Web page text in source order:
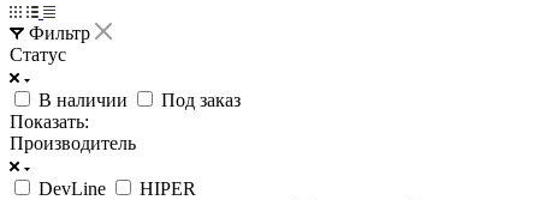
Фильтр
Статус
В наличии
Под заказ
Показать:
Производитель
DevLine
HIPER